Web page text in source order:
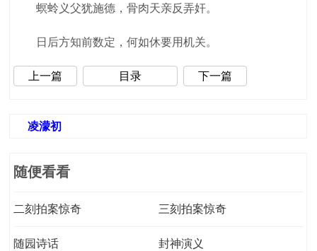
螟蛉义父犹施德，骨肉天亲反弄奸。
日后方知前数定，何如休要用机关。
上一篇 目录 下一篇
凌濛初
随便看看
二刻拍案惊奇 三刻拍案惊奇
随园诗话 封神演义